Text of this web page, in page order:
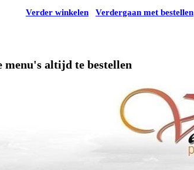
Verder winkelen Verdergaan met bestellen
menu's altijd te bestellen